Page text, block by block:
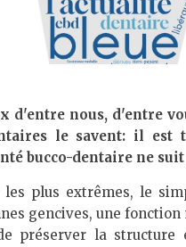
d'entre nous, d'entre
le savent: il est
bucco-dentaire ne suit
les plus extrêmes, le
gencives, une
préserver la